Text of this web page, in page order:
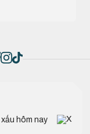
hôm nay